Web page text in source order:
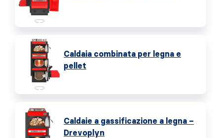
Caldaia combinata per legna e
pellet
Caldaie a gassificazione a legna –
Drevoplyn